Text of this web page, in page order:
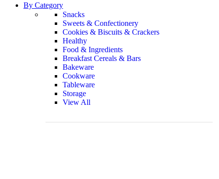
By Category
Snacks
Sweets & Confectionery
Cookies & Biscuits & Crackers
Healthy
Food & Ingredients
Breakfast Cereals & Bars
Bakeware
Cookware
Tableware
Storage
View All